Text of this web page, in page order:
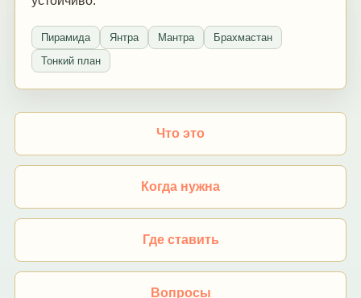
Пирамида Янтра Мантра
Брахмастан
Тонкий план
Что это
Когда нужна
Где ставить
Вопросы